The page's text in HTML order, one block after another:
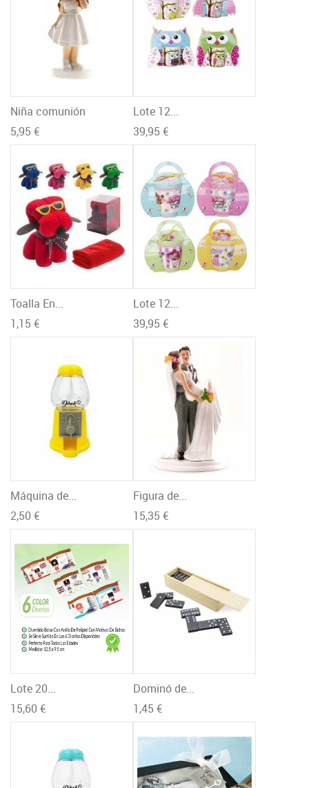
Niña comunión
5,95 €
Lote 12...
39,95 €
Toalla En...
1,15 €
Lote 12...
39,95 €
Máquina de...
2,50 €
Figura de...
15,35 €
Lote 20...
15,60 €
Dominó de...
1,45 €